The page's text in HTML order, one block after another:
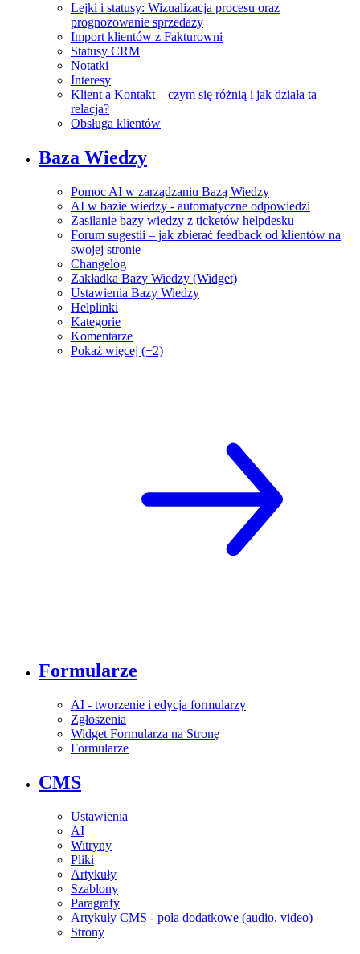
Lejki i statusy: Wizualizacja procesu oraz
prognozowanie sprzedaży
Import klientów z Fakturowni
Statusy CRM
Notatki
Interesy
Klient a Kontakt – czym się różnią i jak działa ta
relacja?
Obsługa klientów
Baza Wiedzy
Pomoc AI w zarządzaniu Bazą Wiedzy
AI w bazie wiedzy - automatyczne odpowiedzi
Zasilanie bazy wiedzy z ticketów helpdesku
Forum sugestii – jak zbierać feedback od klientów na
swojej stronie
Changelog
Zakładka Bazy Wiedzy (Widget)
Ustawienia Bazy Wiedzy
Helplinki
Kategorie
Komentarze
Pokaż więcej (+2)
Formularze
AI - tworzenie i edycja formularzy
Zgłoszenia
Widget Formularza na Stronę
Formularze
CMS
Ustawienia
AI
Witryny
Pliki
Artykuły
Szablony
Paragrafy
Artykuły CMS - pola dodatkowe (audio, video)
Strony